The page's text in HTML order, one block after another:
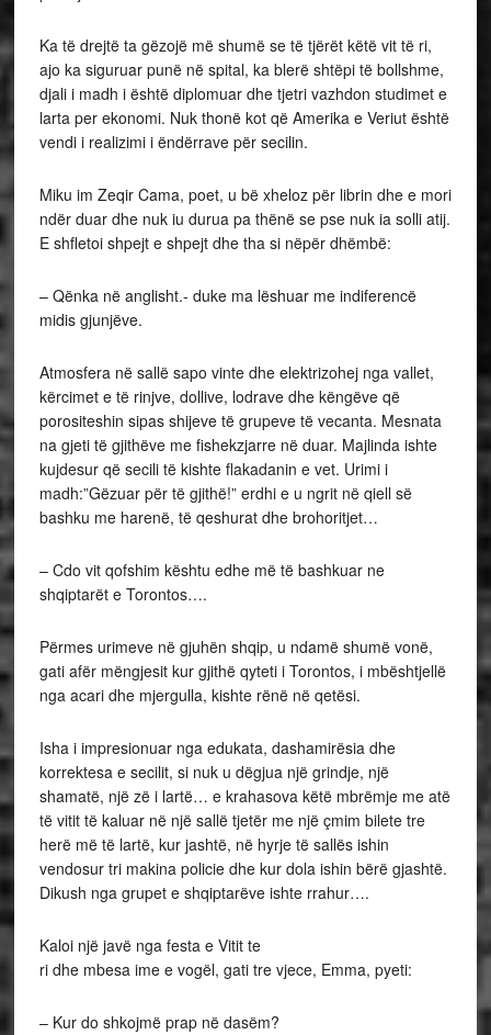
Ka të drejtë ta gëzojë më shumë se të tjërët këtë vit të ri,
ajo ka siguruar punë në spital, ka blerë shtëpi të bollshme,
djali i madh i është diplomuar dhe tjetri vazhdon studimet e
larta per ekonomi. Nuk thonë kot që Amerika e Veriut është
vendi i realizimi i ëndërrave për secilin.
Miku im Zeqir Cama, poet, u bë xheloz për librin dhe e mori
ndër duar dhe nuk iu durua pa thënë se pse nuk ia solli atij.
E shfletoi shpejt e shpejt dhe tha si nëpër dhëmbë:
– Qënka në anglisht.- duke ma lëshuar me indiferencë
midis gjunjëve.
Atmosfera në sallë sapo vinte dhe elektrizohej nga vallet,
kërcimet e të rinjve, dollive, lodrave dhe këngëve që
porositeshin sipas shijeve të grupeve të vecanta. Mesnata
na gjeti të gjithëve me fishekzjarre në duar. Majlinda ishte
kujdesur që secili të kishte flakadanin e vet. Urimi i
madh:”Gëzuar për të gjithë!” erdhi e u ngrit në qiell së
bashku me harenë, të qeshurat dhe brohoritjet…
– Cdo vit qofshim kështu edhe më të bashkuar ne
shqiptarët e Torontos….
Përmes urimeve në gjuhën shqip, u ndamë shumë vonë,
gati afër mëngjesit kur gjithë qyteti i Torontos, i mbështjellë
nga acari dhe mjergulla, kishte rënë në qetësi.
Isha i impresionuar nga edukata, dashamirësia dhe
korrektesa e secilit, si nuk u dëgjua një grindje, një
shamatë, një zë i lartë… e krahasova këtë mbrëmje me atë
të vitit të kaluar në një sallë tjetër me një çmim bilete tre
herë më të lartë, kur jashtë, në hyrje të sallës ishin
vendosur tri makina policie dhe kur dola ishin bërë gjashtë.
Dikush nga grupet e shqiptarëve ishte rrahur….
Kaloi një javë nga festa e Vitit te
ri dhe mbesa ime e vogël, gati tre vjece, Emma, pyeti:
– Kur do shkojmë prap në dasëm?